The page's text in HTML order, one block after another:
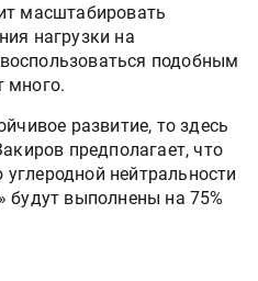
масштабировать
нагрузки на
подобным
много.
развитие, то здесь
предполагает, что
нейтральности
будут выполнены на 75%